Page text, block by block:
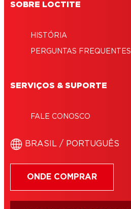
SOBRE LOCTITE
HISTÓRIA
PERGUNTAS FREQUENTES
SERVIÇOS & SUPORTE
FALE CONOSCO
BRASIL / PORTUGUÊS
ONDE COMPRAR